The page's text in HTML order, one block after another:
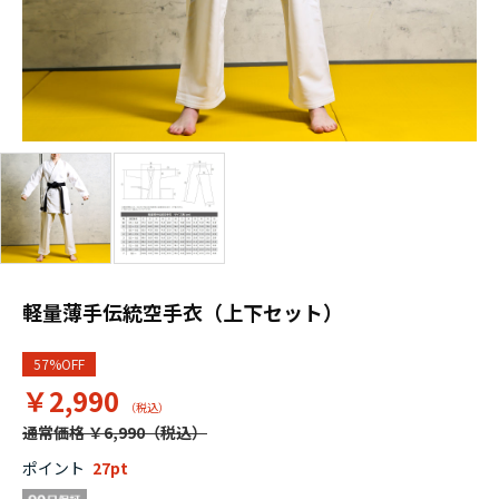
軽量薄手伝統空手衣（上下セット）
57%OFF
￥2,990
通常価格 ￥6,990
ポイント 27